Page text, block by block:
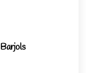
Barjols